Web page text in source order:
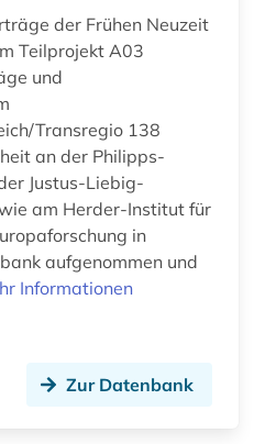
arbeitsbeziehungen (1)
arbeitsmarktforschung (2)
arbeitsmarktpolitik (1)
Mecklenburg-Vorpommern (8)
der Frühen Neuzeit
Teilprojekt A03
und
Transregio 138
an der Philipps-
Justus-Liebig-
am Herder-Institut für
in
aufgenommen und
Informationen
Zur Datenbank